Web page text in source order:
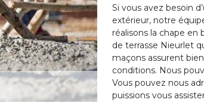
Si vous avez besoin
extérieur, notre
réalisons la chape en
de terrasse Nieurlet
maçons assurent
conditions. Nous
Vous pouvez nous
puissions vous